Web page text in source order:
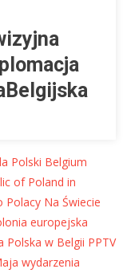
Polski Belgium
of Poland in
Polacy Na Świecie
europejska
Polska w Belgii PPTV
wydarzenia